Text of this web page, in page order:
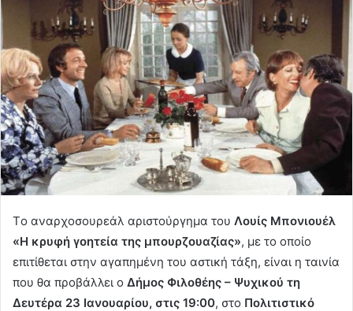
Tο αναρχοσουρεάλ αριστούργημα του Λουίς Μπονιουέλ
«Η κρυφή γοητεία της μπουρζουαζίας», με το οποίο
επιτίθεται στην αγαπημένη του αστική τάξη, είναι η ταινία
που θα προβάλλει ο Δήμος Φιλοθέης – Ψυχικού τη
Δευτέρα 23 Ιανουαρίου, στις 19:00, στο Πολιτιστικό